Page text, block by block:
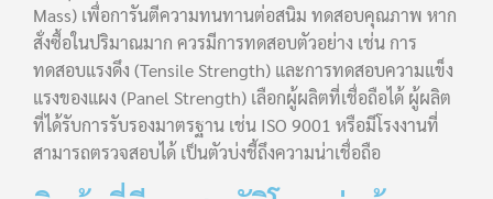
Mass) เพื่อการันตีความทนทานต่อสนิม ทดสอบคุณภาพ หาก
สั่งซื้อในปริมาณมาก ควรมีการทดสอบตัวอย่าง เช่น การ
ทดสอบแรงดึง (Tensile Strength) และการทดสอบความแข็ง
แรงของแผง (Panel Strength) เลือกผู้ผลิตที่เชื่อถือได้ ผู้ผลิต
ที่ได้รับการรับรองมาตรฐาน เช่น ISO 9001 หรือมีโรงงานที่
สามารถตรวจสอบได้ เป็นตัวบ่งชี้ถึงความน่าเชื่อถือ